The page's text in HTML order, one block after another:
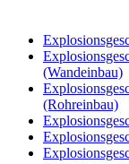
(Wandeinbau)
(Rohreinbau)